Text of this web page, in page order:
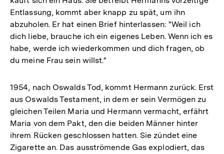
Entlassung, kommt aber knapp zu spät, um ihn
abzuholen. Er hat einen Brief hinterlassen: "Weil ich
dich liebe, brauche ich ein eigenes Leben. Wenn ich es
habe, werde ich wiederkommen und dich fragen, ob
du meine Frau sein willst."
1954, nach Oswalds Tod, kommt Hermann zurück. Erst
aus Oswalds Testament, in dem er sein Vermögen zu
gleichen Teilen Maria und Hermann vermacht, erfährt
Maria von dem Pakt, den die beiden Männer hinter
ihrem Rücken geschlossen hatten. Sie zündet eine
Zigarette an. Das ausströmende Gas explodiert, das